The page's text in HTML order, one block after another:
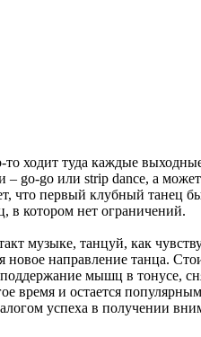
ходит туда каждые
– go-go или strip dance, а
что первый клубный
в котором нет ограничений.
музыке, танцуй, как
направление танца.
мышц в тонусе,
время и остается
успеха в получении